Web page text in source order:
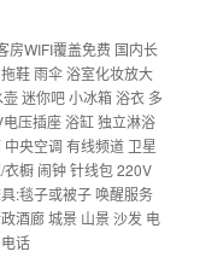
房WIFI覆盖免费 国内长
鞋 雨伞 浴室化妆放大
迷你吧 小冰箱 浴衣 多
压插座 浴缸 独立淋浴
央空调 有线频道 卫星
橱 闹钟 针线包 220V
:毯子或被子 唤醒服务
酒廊 城景 山景 沙发 电
话